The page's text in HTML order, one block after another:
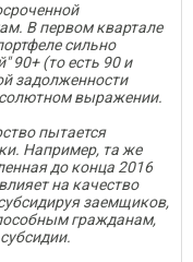
В первом квартале
сильно
90+ (то есть 90 и
задолженности
выражении.
пытается
Например, та же
до конца 2016
на качество
заемщиков,
гражданам,